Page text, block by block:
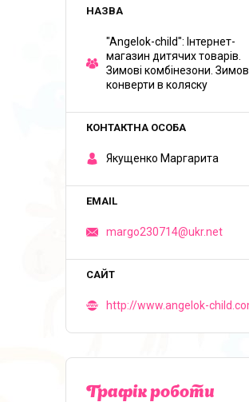
"Angelok-child": Інтернет-
магазин дитячих товарів.
Зимові комбінезони.
конверти в коляску
Якущенко Маргарита
margo230714@ukr.net
Графік роботи